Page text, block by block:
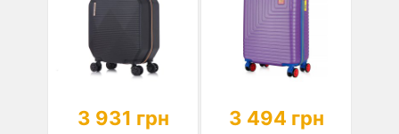
3 931 грн 3 494 грн